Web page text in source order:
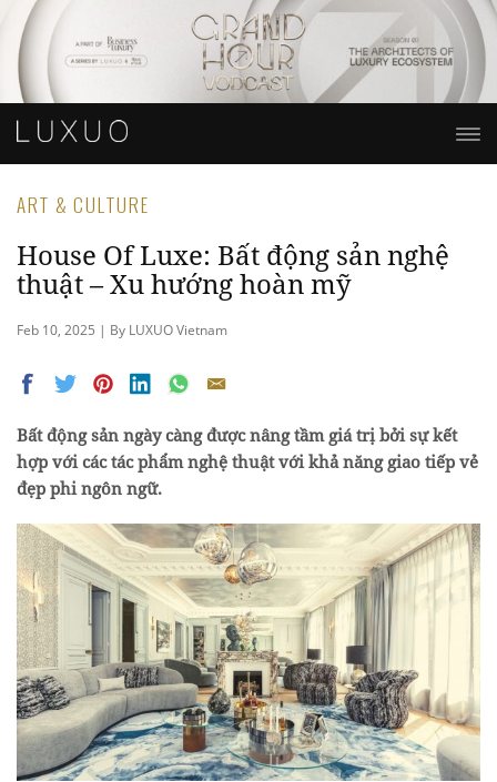
ART & CULTURE
House Of Luxe: Bất động sản nghệ
thuật – Xu hướng hoàn mỹ
Feb 10, 2025 | By LUXUO Vietnam
Bất động sản ngày càng được nâng tầm giá trị bởi sự kết
hợp với các tác phẩm nghệ thuậtvới khả năng giao tiếp vẻ
đẹp phi ngôn ngữ.